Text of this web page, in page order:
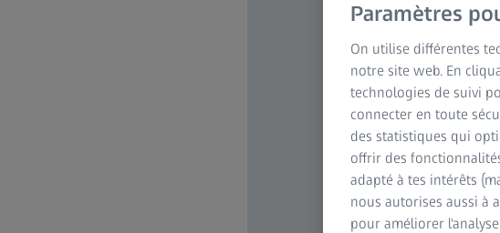
Paramètres
On utilise différentes
notre site web. En
technologies de suivi
connecter en toute
des statistiques qui
offrir des
adapté à tes intérêts
nous autorises aussi à
pour améliorer